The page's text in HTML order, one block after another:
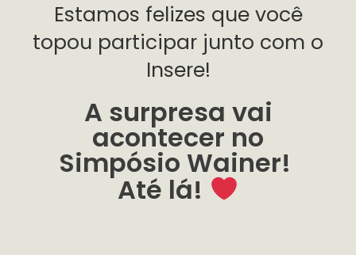
Estamos felizes que você
topou participar junto com o
Insere!
A surpresa vai
acontecer no
Simpósio Wainer!
Até lá!